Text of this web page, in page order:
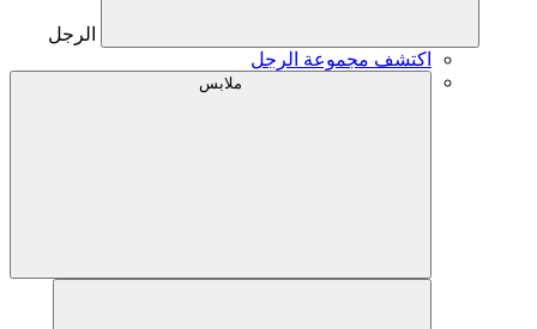
الرجل
اكتشف مجموعة الرجل
ملابس